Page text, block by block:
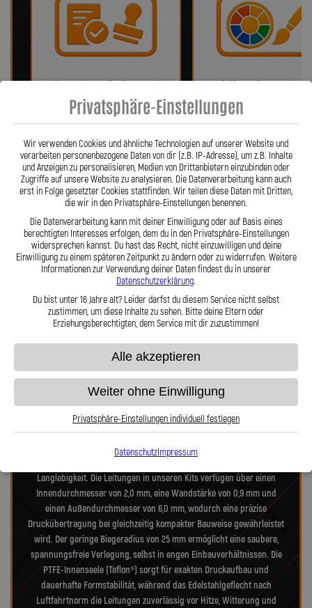
Bei uns erhalten Sie eine ABE oder
ein Teilegutachten (falls
notwendig)!
Wir bieten eine Auswahl
verschiedenen Farben!
Fragen? Unser Team ist täglich per
Telefon oder Mail für Sie da.
Einfache Montage dank
und 360° verdrehbarer
Präzision in Zahlen: Unsere technischen
Highlights
Unsere Stahlflex-Verdeckleitungs-Kits für Peugeot 306 7* 306 Cabriolet
100 wurden speziell für die hohen Anforderungen moderner- und
alter-Verdecksysteme entwickelt. Jedes Kit vereint Technik nach
Luftfahrtnorm, hochfeste Edelstahlanschlüsse und deutsche
Langlebigkeit. Die Leitungen in unseren Kits verfügen über einen
Innendurchmesser von 2,0 mm, eine Wandstärke von 0,9 mm und
einen Außendurchmesser von 6,0 mm, wodurch eine präzise
Druckübertragung bei gleichzeitig kompakter Bauweise gewährleistet
wird. Der geringe Biegeradius von 25 mm ermöglicht eine saubere,
spannungsfreie Verlegung, selbst in engen Einbauverhältnissen. Die
PTFE-Innenseele (Teflon®) sorgt für exakten Druckaufbau und
dauerhafte Formstabilität, während das Edelstahlgeflecht nach
Luftfahrtnorm die Leitungen zuverlässig vor Hitze, Witterung und
Privatsphäre-Einstellungen
Wir verwenden Cookies und ähnliche Technologien auf unserer Website und
verarbeiten personenbezogene Daten von dir (z.B. IP-Adresse), um z.B. Inhalte
und Anzeigen zu personalisieren, Medien von Drittanbietern einzubinden oder
Zugriffe auf unsere Website zu analysieren. Die Datenverarbeitung kann auch
erst in Folge gesetzter Cookies stattfinden. Wir teilen diese Daten mit Dritten,
die wir in den Privatsphäre-Einstellungen benennen.
Die Datenverarbeitung kann mit deiner Einwilligung oder auf Basis eines
berechtigten Interesses erfolgen, dem du in den Privatsphäre-Einstellungen
widersprechen kannst. Du hast das Recht, nicht einzuwilligen und deine
Einwilligung zu einem späteren Zeitpunkt zu ändern oder zu widerrufen. Weitere
Informationen zur Verwendung deiner Daten findest du in unserer
Datenschutzerklärung.
Du bist unter 16 Jahre alt? Leider darfst du diesem Service nicht selbst
zustimmen, um diese Inhalte zu sehen. Bitte deine Eltern oder
Erziehungsberechtigten, dem Service mit dir zuzustimmen!
Alle akzeptieren
Weiter ohne Einwilligung
Privatsphäre-Einstellungen individuell festlegen
DatenschutzImpressum